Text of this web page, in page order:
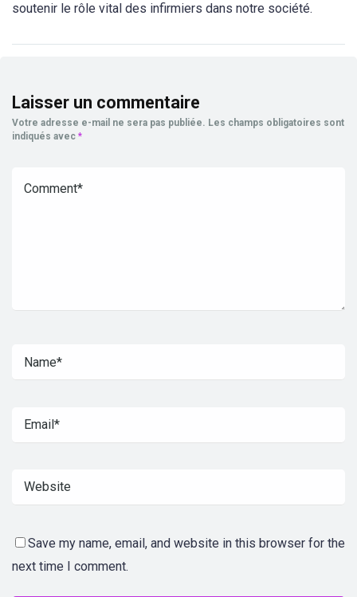
soutenir le rôle vital des infirmiers dans notre société.
Laisser un commentaire
Votre adresse e-mail ne sera pas publiée. Les champs obligatoires sont
indiqués avec *
Save my name, email, and website in this browser for the
next time I comment.